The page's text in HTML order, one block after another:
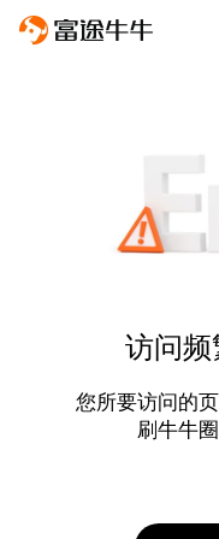
访问频
您所要访问的
刷牛牛